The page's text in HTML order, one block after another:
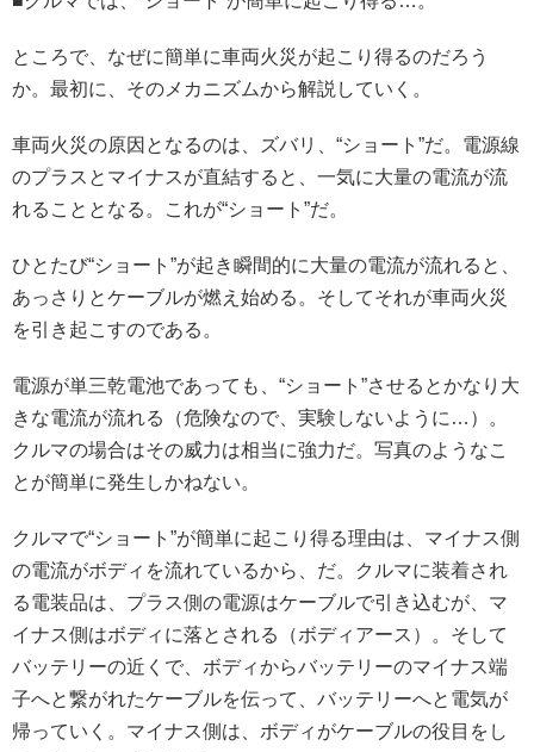
ところで、なぜに簡単に車両火災が起こり得るのだろう
か。最初に、そのメカニズムから解説していく。
車両火災の原因となるのは、ズバリ、“ショート”だ。電源線
のプラスとマイナスが直結すると、一気に大量の電流が流
れることとなる。これが“ショート”だ。
ひとたび“ショート”が起き瞬間的に大量の電流が流れると、
あっさりとケーブルが燃え始める。そしてそれが車両火災
を引き起こすのである。
電源が単三乾電池であっても、“ショート”させるとかなり大
きな電流が流れる（危険なので、実験しないように…）。
クルマの場合はその威力は相当に強力だ。写真のようなこ
とが簡単に発生しかねない。
クルマで“ショート”が簡単に起こり得る理由は、マイナス側
の電流がボディを流れているから、だ。クルマに装着され
る電装品は、プラス側の電源はケーブルで引き込むが、マ
イナス側はボディに落とされる（ボディアース）。そして
バッテリーの近くで、ボディからバッテリーのマイナス端
子へと繋がれたケーブルを伝って、バッテリーへと電気が
帰っていく。マイナス側は、ボディがケーブルの役目をし